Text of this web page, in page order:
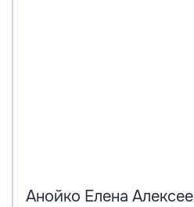
Анойко Елена